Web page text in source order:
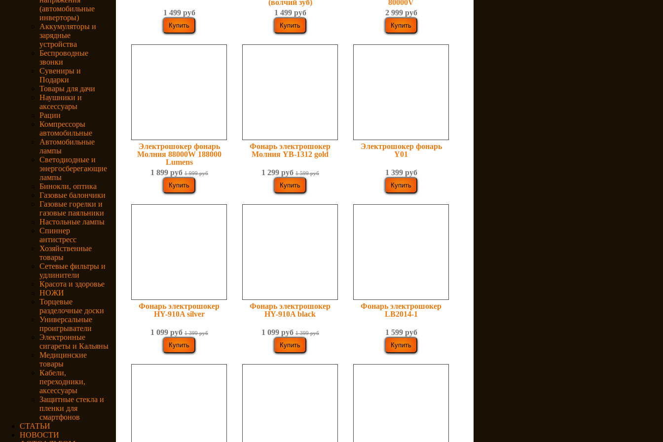
(автомобильные
инверторы)
Аккумуляторы и
зарядные
устройства
Беспроводные
звонки
Сувениры и
Подарки
Товары для дачи
Наушники и
аксессуары
Рации
Компрессоры
автомобильные
Автомобильные
лампы
Светодиодные и
энергосберегающие
лампы
Бинокли, оптика
Газовые балончики
Газовые горелки и
газовые паяльники
Настольные лампы
Спиннер
антистресс
Хозяйственные
товары
Сетевые фильтры и
удлинители
Красота и здоровье
НОЖИ
Торцевые
разделочные доски
Универсальные
проигрыватели
Электронные
сигареты и Кальяны
Медицинские
товары
Кабели,
переходники,
аксессуары
Защитные стекла и
пленки для
смартфонов
СТАТЬИ
НОВОСТИ
1 499 руб
(волчий зуб)
1 499 руб
80000V
2 999 руб
Электрошокер фонарь
Молния 88000W 188000
Lumens
1 899 руб 1 999 руб
Фонарь электрошокер
Молния YB-1312 gold
1 299 руб 1 599 руб
Электрошокер фонарь
Y01
1 399 руб
Фонарь электрошокер
HY-910A silver
1 099 руб 1 399 руб
Фонарь электрошокер
HY-910A black
1 099 руб 1 399 руб
Фонарь электрошокер
LB2014-1
1 599 руб